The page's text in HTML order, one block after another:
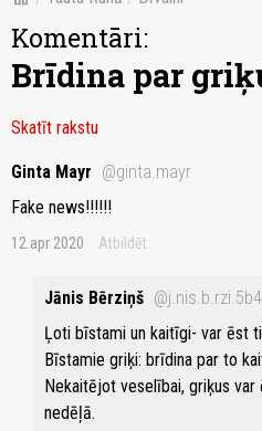
Komentāri:
Brīdina par
Skatīt rakstu
Ginta Mayr @ginta.mayr
Fake news!!!!!!
12.apr 2020 Atbildēt
Jānis Bērziņš
Ļoti bīstami un kaitīgi- var ēst
Bīstamie griķi: brīdina par to
Nekaitējot veselībai, griķus
nedēļā.